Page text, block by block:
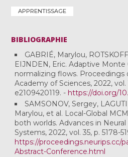
APPRENTISSAGE
BIBLIOGRAPHIE
GABRIÉ, Marylou,
EIJNDEN, Eric. Adaptive
normalizing flows. Proceedings
Academy of Sciences, 2022, vol.
e2109420119. - https://doi.org/
SAMSONOV, Sergey,
Marylou, et al. Local-Global
both worlds. Advances in
Systems, 2022, vol. 35, p. 5178-
https://proceedings.neurips.cc/
Abstract-Conference.html